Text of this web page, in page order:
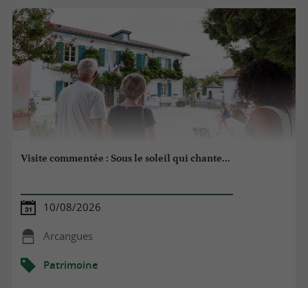
Visite commentée : Sous le soleil qui chante...
10/08/2026
Arcangues
Patrimoine